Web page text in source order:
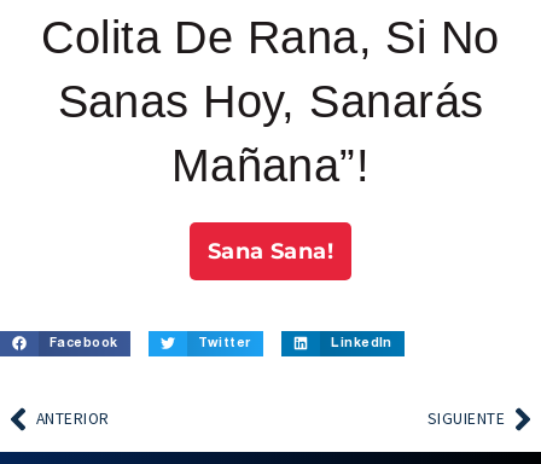
Colita De Rana, Si No
Sanas Hoy, Sanarás
Mañana”!
Sana Sana!
Facebook Twitter LinkedIn
ANTERIOR SIGUIENTE